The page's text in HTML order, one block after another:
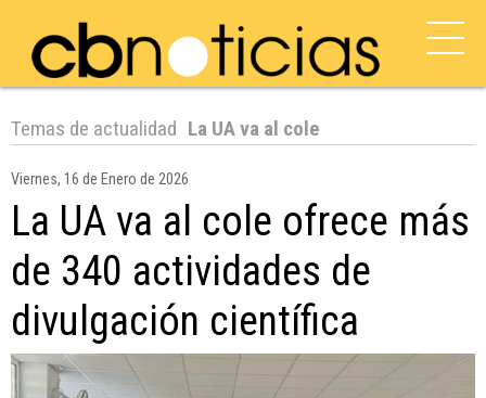
Temas de actualidad La UA va al cole
Viernes, 16 de Enero de 2026
La UA va al cole ofrece más
de 340 actividades de
divulgación científica